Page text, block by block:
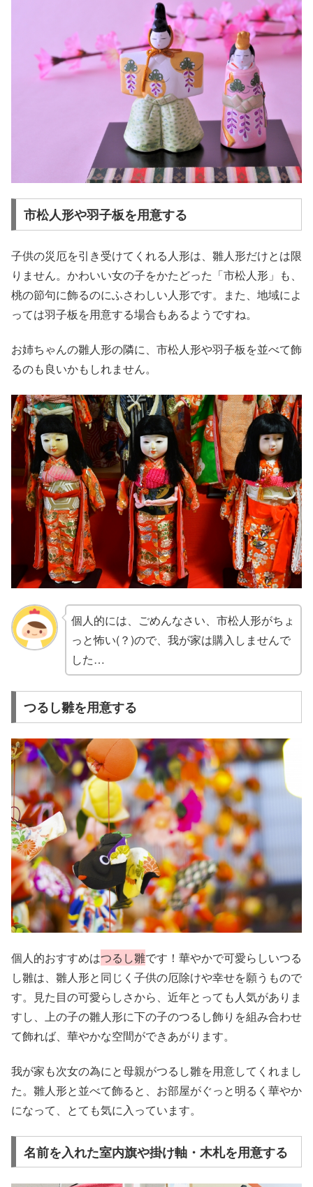
市松人形や羽子板を用意する
子供の災厄を引き受けてくれる人形は、雛人形だけとは限
りません。かわいい女の子をかたどった「市松人形」も、
桃の節句に飾るのにふさわしい人形です。また、地域によ
っては羽子板を用意する場合もあるようですね。
お姉ちゃんの雛人形の隣に、市松人形や羽子板を並べて飾
るのも良いかもしれません。
個人的には、ごめんなさい、市松人形がちょ
っと怖い(？)ので、我が家は購入しませんで
した…
つるし雛を用意する
個人的おすすめはつるし雛です！華やかで可愛らしいつる
し雛は、雛人形と同じく子供の厄除けや幸せを願うもので
す。見た目の可愛らしさから、近年とっても人気がありま
すし、上の子の雛人形に下の子のつるし飾りを組み合わせ
て飾れば、華やかな空間ができあがります。
我が家も次女の為にと母親がつるし雛を用意してくれまし
た。雛人形と並べて飾ると、お部屋がぐっと明るく華やか
になって、とても気に入っています。
名前を入れた室内旗や掛け軸・木札を用意する